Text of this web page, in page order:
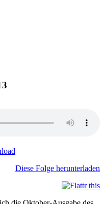
Diese Folge herunterladen